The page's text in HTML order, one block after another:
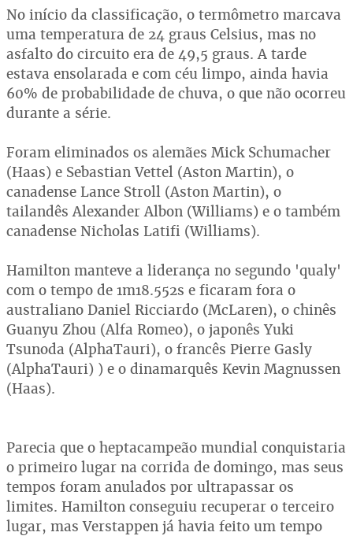
No início da classificação, o termômetro marcava
uma temperatura de 24 graus Celsius, mas no
asfalto do circuito era de 49,5 graus. A tarde
estava ensolarada e com céu limpo, ainda havia
60% de probabilidade de chuva, o que não ocorreu
durante a série.
Foram eliminados os alemães Mick Schumacher
(Haas) e Sebastian Vettel (Aston Martin), o
canadense Lance Stroll (Aston Martin), o
tailandês Alexander Albon (Williams) e o também
canadense Nicholas Latifi (Williams).
Hamilton manteve a liderança no segundo 'qualy'
com o tempo de 1m18.552s e ficaram fora o
australiano Daniel Ricciardo (McLaren), o chinês
Guanyu Zhou (Alfa Romeo), o japonês Yuki
Tsunoda (AlphaTauri), o francês Pierre Gasly
(AlphaTauri) ) e o dinamarquês Kevin Magnussen
(Haas).
Parecia que o heptacampeão mundial conquistaria
o primeiro lugar na corrida de domingo, mas seus
tempos foram anulados por ultrapassar os
limites. Hamilton conseguiu recuperar o terceiro
lugar, mas Verstappen já havia feito um tempo